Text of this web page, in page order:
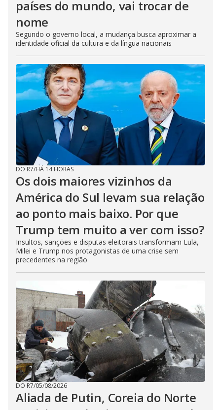
países do mundo, vai trocar de
nome
Segundo o governo local, a mudança busca aproximar a
identidade oficial da cultura e da língua nacionais
DO R7/HÁ 14 HORAS
Os dois maiores vizinhos da
América do Sul levam sua relação
ao ponto mais baixo. Por que
Trump tem muito a ver com isso?
Insultos, sanções e disputas eleitorais transformam Lula,
Milei e Trump nos protagonistas de uma crise sem
precedentes na região
DO R7/05/08/2026
Aliada de Putin, Coreia do Norte